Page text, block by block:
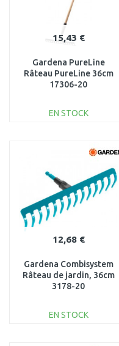
15,43 €
Gardena PureLine
Râteau PureLine 36cm
17306-20
EN STOCK
12,68 €
Gardena Combisystem
Râteau de jardin, 36cm
3178-20
EN STOCK